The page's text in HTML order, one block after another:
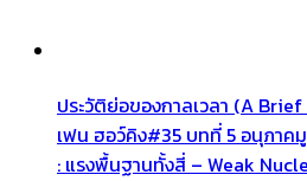
ประวัติย่อของกาลเวลา (A
เฟน ฮอว์คิง#35 บทที่ 5 อนุภาค
: แรงพื้นฐานทั้งสี่ – Weak